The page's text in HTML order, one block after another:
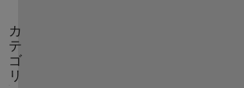
カ
テ
ゴ
リ